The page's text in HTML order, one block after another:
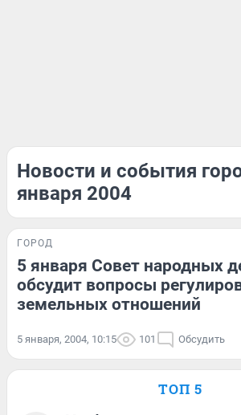
Новости и события
января 2004
ГОРОД
5 января Совет народных
обсудит вопросы
земельных отношений
5 января, 2004, 10:15 101 Обсудить
ТОП 5